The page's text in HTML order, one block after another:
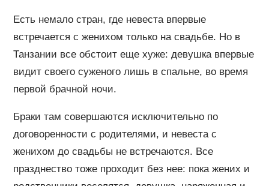
Есть немало стран, где невеста впервые
встречается с женихом только на свадьбе. Но в
Танзании все обстоит еще хуже: девушка впервые
видит своего суженого лишь в спальне, во время
первой брачной ночи.
Браки там совершаются исключительно по
договоренности с родителями, и невеста с
женихом до свадьбы не встречаются. Все
празднество тоже проходит без нее: пока жених и